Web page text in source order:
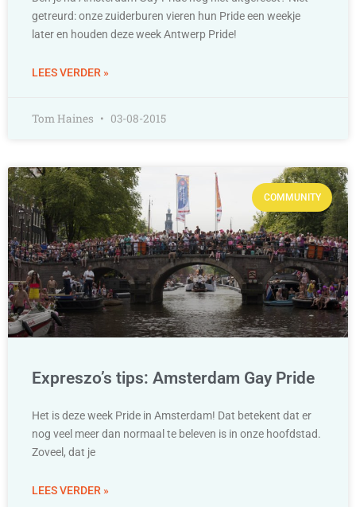
getreurd: onze zuiderburen vieren hun Pride een weekje
later en houden deze week Antwerp Pride!
LEES VERDER »
Tom Haines 03-08-2015
COMMUNITY
Expreszo’s tips: Amsterdam Gay Pride
Het is deze week Pride in Amsterdam! Dat betekent dat er
nog veel meer dan normaal te beleven is in onze hoofdstad.
Zoveel, dat je
LEES VERDER »